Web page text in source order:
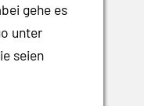
gehe es
unter
seien